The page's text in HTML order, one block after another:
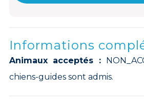
Informations
Animaux acceptés :
chiens-guides sont admis.